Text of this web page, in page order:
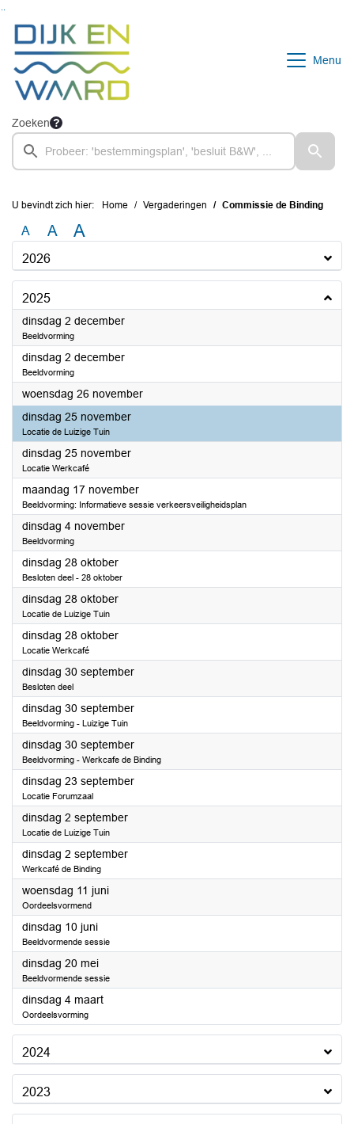
Menu
Zoeken
U bevindt zich hier: Home Vergaderingen Commissie de Binding
A A A
2026
2025
dinsdag 2 december2025
Beeldvorming
dinsdag 2 december2025
Beeldvorming
woensdag 26 november2025
dinsdag 25 november2025
Locatie de Luizige Tuin
dinsdag 25 november2025
Locatie Werkcafé
maandag 17 november2025
Beeldvorming: Informatieve sessie verkeersveiligheidsplan
dinsdag 4 november2025
Beeldvorming
dinsdag 28 oktober2025
Besloten deel - 28 oktober
dinsdag 28 oktober2025
Locatie de Luizige Tuin
dinsdag 28 oktober2025
Locatie Werkcafé
dinsdag 30 september2025
Besloten deel
dinsdag 30 september2025
Beeldvorming - Luizige Tuin
dinsdag 30 september2025
Beeldvorming - Werkcafe de Binding
dinsdag 23 september2025
Locatie Forumzaal
dinsdag 2 september2025
Locatie de Luizige Tuin
dinsdag 2 september2025
Werkcafé de Binding
woensdag 11 juni2025
Oordeelsvormend
dinsdag 10 juni2025
Beeldvormende sessie
dinsdag 20 mei2025
Beeldvormende sessie
dinsdag 4 maart2025
Oordeelsvorming
2024
2023